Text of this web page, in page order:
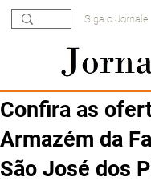
Siga o Jornale
Confira as
Armazém da
São José dos